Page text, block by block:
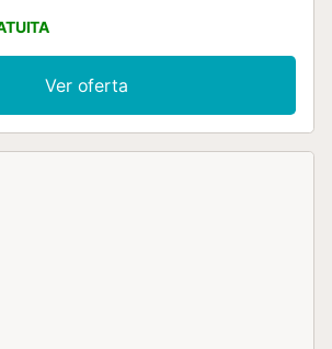
y una con litera. Dos dormitorios
casa principal, con aire acondicionado
están bajando una pequeña
inferior (independiente de la casa,
y no tienen aire acondicionado (solo
Ver oferta